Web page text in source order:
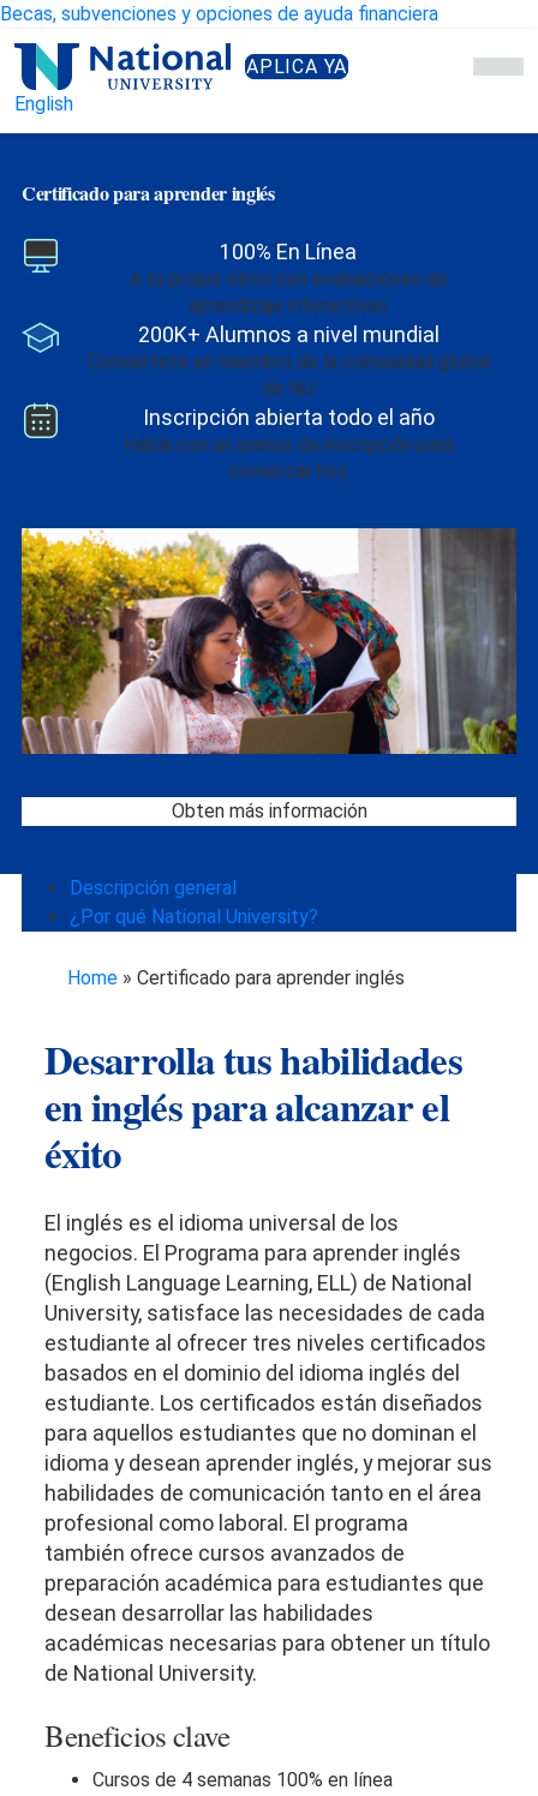
Skip
to
Content
Becas, subvenciones y opciones de ayuda financiera
National
University
APLICA YA
English
Certificado para aprender inglés
100% En Línea
A tu propio ritmo con evaluaciones de
aprendizaje interactivas
200K+ Alumnos a nivel mundial
Conviértete en miembro de la comunidad global
de NU
Inscripción abierta todo el año
Habla con un asesor de inscripción para
comenzar hoy
Obten más información
Descripción general
¿Por qué National University?
Home »Certificado para aprender inglés
Desarrolla tus habilidades
en inglés para alcanzar el
éxito
El inglés es el idioma universal de los
negocios. El Programa para aprender inglés
(English Language Learning, ELL) de National
University, satisface las necesidades de cada
estudiante al ofrecer tres niveles certificados
basados en el dominio del idioma inglés del
estudiante. Los certificados están diseñados
para aquellos estudiantes que no dominan el
idioma y desean aprender inglés, y mejorar sus
habilidades de comunicación tanto en el área
profesional como laboral. El programa
también ofrece cursos avanzados de
preparación académica para estudiantes que
desean desarrollar las habilidades
académicas necesarias para obtener un título
de National University.
Beneficios clave
Cursos de 4 semanas 100% en línea